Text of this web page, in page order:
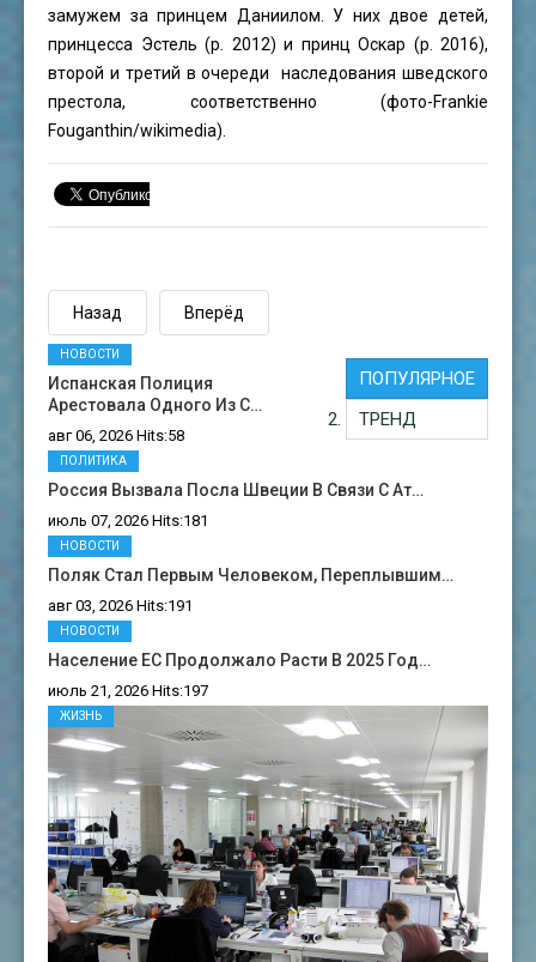
замужем за принцем Даниилом. У них двое детей,
принцесса Эстель (р. 2012) и принц Оскар (р. 2016),
второй и третий в очереди наследования шведского
престола, соответственно (фото-Frankie
Fouganthin/wikimedia).
Назад Вперёд
ПОПУЛЯРНОЕ
ТРЕНД
Испанская Полиция
Арестовала Одного Из С…
авг 06, 2026 Hits:58
НОВОСТИ
Россия Вызвала Посла Швеции В Связи С Ат…
июль 07, 2026 Hits:181
ПОЛИТИКА
Поляк Стал Первым Человеком, Переплывшим…
авг 03, 2026 Hits:191
НОВОСТИ
Население ЕС Продолжало Расти В 2025 Год…
июль 21, 2026 Hits:197
НОВОСТИ
ЖИЗНЬ